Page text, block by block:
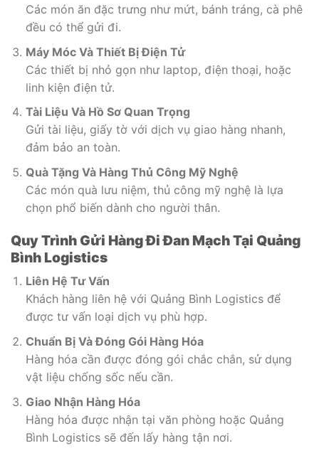
Các món ăn đặc trưng như mứt, bánh tráng, cà phê
đều có thể gửi đi.
Máy Móc Và Thiết Bị Điện Tử
Các thiết bị nhỏ gọn như laptop, điện thoại, hoặc
linh kiện điện tử.
Tài Liệu Và Hồ Sơ Quan Trọng
Gửi tài liệu, giấy tờ với dịch vụ giao hàng nhanh,
đảm bảo an toàn.
Quà Tặng Và Hàng Thủ Công Mỹ Nghệ
Các món quà lưu niệm, thủ công mỹ nghệ là lựa
chọn phổ biến dành cho người thân.
Quy Trình Gửi Hàng Đi Đan Mạch Tại Quảng
Bình Logistics
Liên Hệ Tư Vấn
Khách hàng liên hệ với Quảng Bình Logistics để
được tư vấn loại dịch vụ phù hợp.
Chuẩn Bị Và Đóng Gói Hàng Hóa
Hàng hóa cần được đóng gói chắc chắn, sử dụng
vật liệu chống sốc nếu cần.
Giao Nhận Hàng Hóa
Hàng hóa được nhận tại văn phòng hoặc Quảng
Bình Logistics sẽ đến lấy hàng tận nơi.